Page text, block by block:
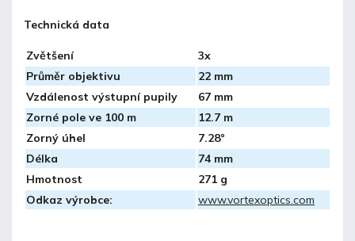
Technická data
Zvětšení
3x
Průměr objektivu
22 mm
Vzdálenost výstupní pupily
67 mm
Zorné pole ve 100 m
12.7 m
Zorný úhel
7.28°
Délka
74 mm
Hmotnost
271 g
Odkaz výrobce:
www.vortexoptics.com